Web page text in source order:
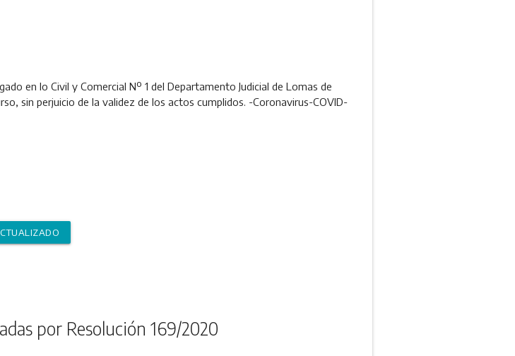
en lo Civil y Comercial Nº 1 del Departamento Judicial de Lomas de
sin perjuicio de la validez de los actos cumplidos. -Coronavirus-COVID-
por Resolución 169/2020